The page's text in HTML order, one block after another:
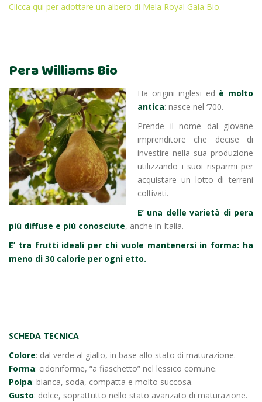
Clicca qui per adottare un albero di Mela Royal Gala Bio.
Pera Williams Bio
Ha origini inglesi ed è molto
antica: nasce nel ‘700.
Prende il nome dal giovane
imprenditore che decise di
investire nella sua produzione
utilizzando i suoi risparmi per
acquistare un lotto di terreni
coltivati.
E’ una delle varietà di pera
più diffuse e più conosciute, anche in Italia.
E’ tra frutti ideali per chi vuole mantenersi in forma: ha
meno di 30 calorie per ogni etto.
SCHEDA TECNICA
Colore: dal verde al giallo, in base allo stato di maturazione.
Forma: cidoniforme, “a fiaschetto” nel lessico comune.
Polpa: bianca, soda, compatta e molto succosa.
Gusto: dolce, soprattutto nello stato avanzato di maturazione.